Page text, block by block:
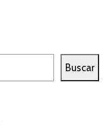
Buscar